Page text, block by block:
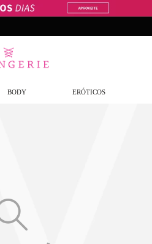
BODY ERÓTICOS